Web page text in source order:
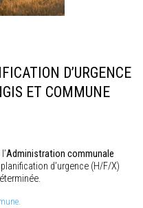
D’URGENCE
ET COMMUNE
Administration communale
d’urgence (H/F/X)